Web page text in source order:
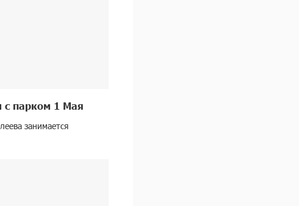
с парком 1 Мая
занимается